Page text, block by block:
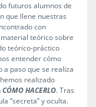
futuros alumnos de
que llene nuestras
con
teórico sobre
teórico-práctico
entender cómo
a paso que se realiza
realizado
CÓMO HACERLO. Tras
y oculta.